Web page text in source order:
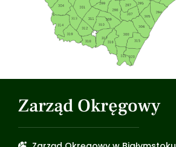
Zarząd Okręgowy